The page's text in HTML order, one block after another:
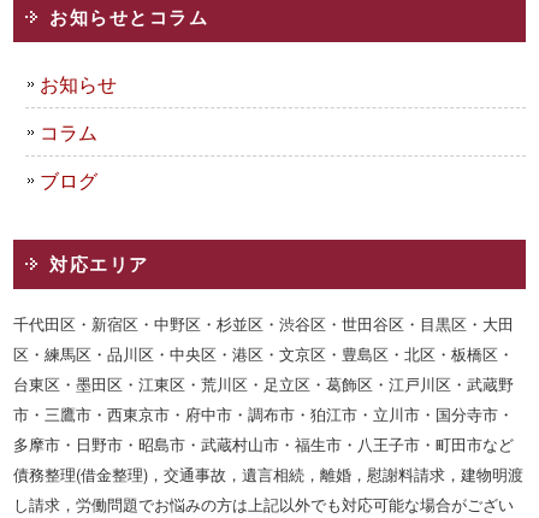
お知らせとコラム
お知らせ
コラム
ブログ
対応エリア
千代田区・新宿区・中野区・杉並区・渋谷区・世田谷区・目黒区・大田
区・練馬区・品川区・中央区・港区・文京区・豊島区・北区・板橋区・
台東区・墨田区・江東区・荒川区・足立区・葛飾区・江戸川区・武蔵野
市・三鷹市・西東京市・府中市・調布市・狛江市・立川市・国分寺市・
多摩市・日野市・昭島市・武蔵村山市・福生市・八王子市・町田市など
債務整理(借金整理)，交通事故，遺言相続，離婚，慰謝料請求，建物明渡
し請求，労働問題でお悩みの方は上記以外でも対応可能な場合がござい